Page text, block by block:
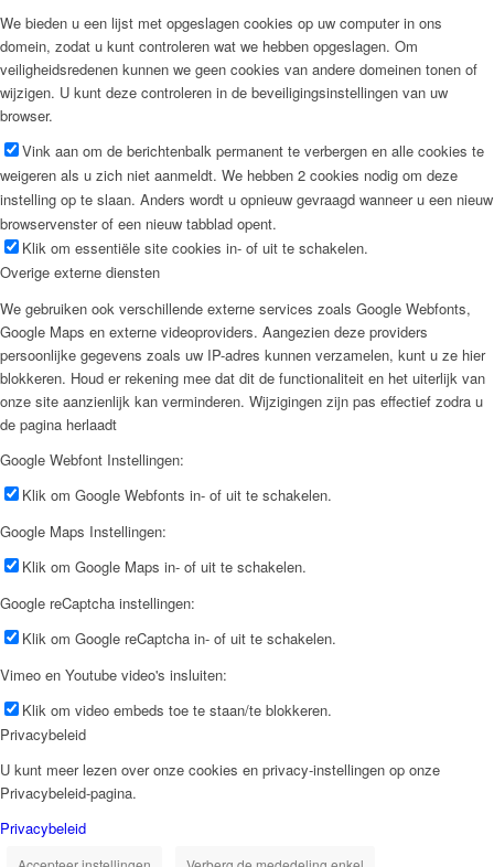
We bieden u een lijst met opgeslagen cookies op uw computer in ons
domein, zodat u kunt controleren wat we hebben opgeslagen. Om
veiligheidsredenen kunnen we geen cookies van andere domeinen tonen of
wijzigen. U kunt deze controleren in de beveiligingsinstellingen van uw
browser.
Vink aan om de berichtenbalk permanent te verbergen en alle cookies te
weigeren als u zich niet aanmeldt. We hebben 2 cookies nodig om deze
instelling op te slaan. Anders wordt u opnieuw gevraagd wanneer u een nieuw
browservenster of een nieuw tabblad opent.
Klik om essentiële site cookies in- of uit te schakelen.
Overige externe diensten
We gebruiken ook verschillende externe services zoals Google Webfonts,
Google Maps en externe videoproviders. Aangezien deze providers
persoonlijke gegevens zoals uw IP-adres kunnen verzamelen, kunt u ze hier
blokkeren. Houd er rekening mee dat dit de functionaliteit en het uiterlijk van
onze site aanzienlijk kan verminderen. Wijzigingen zijn pas effectief zodra u
de pagina herlaadt
Google Webfont Instellingen:
Klik om Google Webfonts in- of uit te schakelen.
Google Maps Instellingen:
Klik om Google Maps in- of uit te schakelen.
Google reCaptcha instellingen:
Klik om Google reCaptcha in- of uit te schakelen.
Vimeo en Youtube video's insluiten:
Klik om video embeds toe te staan/te blokkeren.
Privacybeleid
U kunt meer lezen over onze cookies en privacy-instellingen op onze
Privacybeleid-pagina.
Privacybeleid